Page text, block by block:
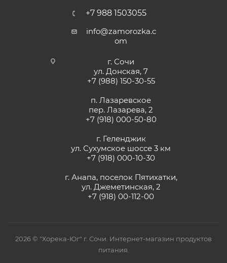
+7 988 1503055
info@zamorozka.c
om
г. Сочи
ул. Донская, 7
+7 (988) 150-30-55
п. Лазаревское
пер. Лазарева, 2
+7 (918) 000-50-80
г. Геленджик
ул. Сухумское шоссе 3 км
+7 (918) 000-10-30
г. Анапа, поселок Пятихатки,
ул. Джеметинская, 2
+7 (918) 00-112-00
2026 © "Хорека-Юг" г. Сочи. Интернет-магазин продуктов
питания.